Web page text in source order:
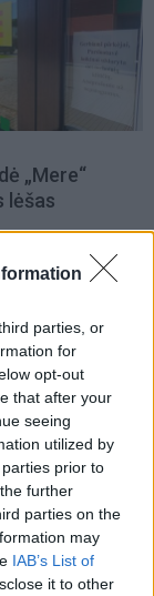
parties, or
for
opt-out
that after your
seeing
utilized by
prior to
further
parties on the
may
IAB’s List of
it to other
„Mere“
lėšas
veržiasi
egzotika
konkurencija